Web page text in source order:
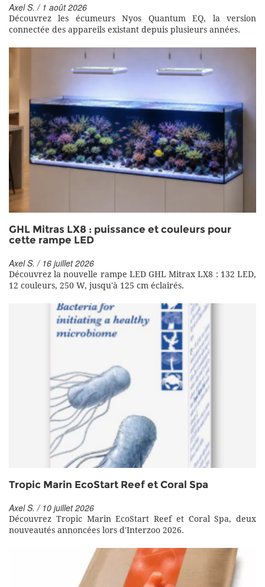
Axel S. / 1 août 2026
Découvrez les écumeurs Nyos Quantum EQ, la version
connectée des appareils existant depuis plusieurs années.
GHL Mitras LX8 : puissance et couleurs pour
cette rampe LED
Axel S. / 16 juillet 2026
Découvrez la nouvelle rampe LED GHL Mitrax LX8 : 132 LED,
12 couleurs, 250 W, jusqu'à 125 cm éclairés.
Tropic Marin EcoStart Reef et Coral Spa
Axel S. / 10 juillet 2026
Découvrez Tropic Marin EcoStart Reef et Coral Spa, deux
nouveautés annoncées lors d'Interzoo 2026.